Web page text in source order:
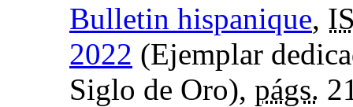
Bulletin hispanique,
2022 (Ejemplar
Siglo de Oro), págs.